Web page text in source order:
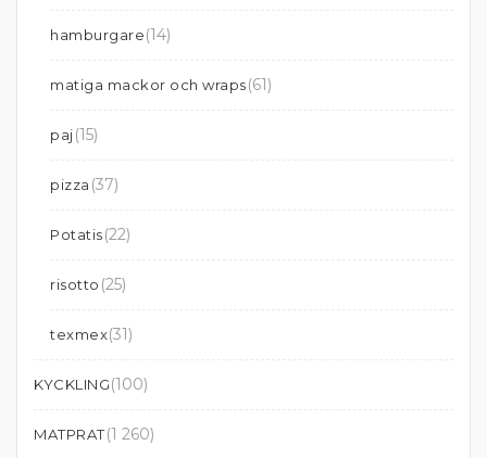
hamburgare(14)
matiga mackor och wraps(61)
paj(15)
pizza (37)
Potatis(22)
risotto (25)
texmex(31)
KYCKLING(100)
MATPRAT(1 260)